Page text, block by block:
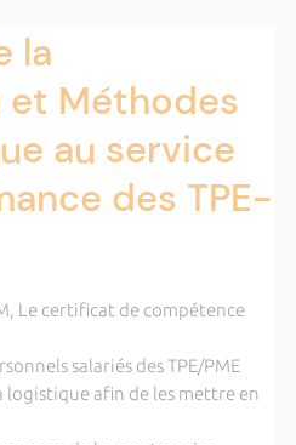
la
Méthodes
au service
des TPE-
Le certificat de compétence
salariés des TPE/PME
logistique afin de les mettre en